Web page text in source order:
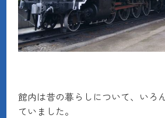
館内は昔の暮らしについて、いろ
ていました。